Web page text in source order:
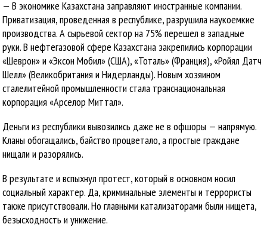
— В экономике Казахстана заправляют иностранные компании.
Приватизация, проведенная в республике, разрушила наукоемкие
производства. А сырьевой сектор на 75% перешел в западные
руки. В нефтегазовой сфере Казахстана закрепились корпорации
«Шеврон» и «Эксон Мобил» (США), «Тоталь» (Франция), «Ройял Датч
Шелл» (Великобритания и Нидерланды). Новым хозяином
сталелитейной промышленности стала транснациональная
корпорация «Арселор Миттал».
Деньги из республики вывозились даже не в офшоры — напрямую.
Кланы обогащались, байство процветало, а простые граждане
нищали и разорялись.
В результате и вспыхнул протест, который в основном носил
социальный характер. Да, криминальные элементы и террористы
также присутствовали. Но главными катализаторами были нищета,
безысходность и унижение.